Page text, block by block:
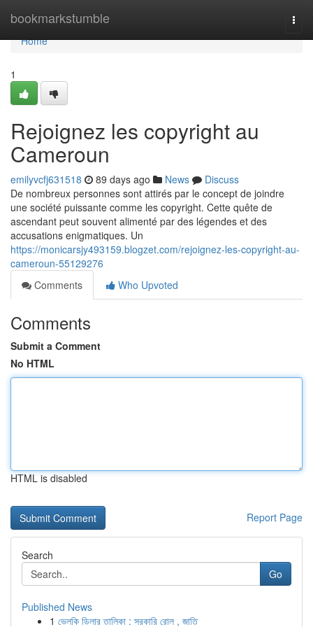
bookmarkstumble
Home
Home
1
Rejoignez les copyright au
Cameroun
emilyvcfj631518 89 days ago News
Discuss
De nombreux personnes sont attirés par le concept de joindre
une société puissante comme les copyright. Cette quête de
ascendant peut souvent alimenté par des légendes et des
accusations enigmatiques. Un
https://monicarsjy493159.blogzet.com/rejoignez-les-copyright-au-
cameroun-55129276
Comments
Who Upvoted
Comments
Submit a Comment
No HTML
HTML is disabled
Report Page
Search
Go
Published News
1 ভেলকি ডিলার তালিকা : সরকারি রোল , জাতি